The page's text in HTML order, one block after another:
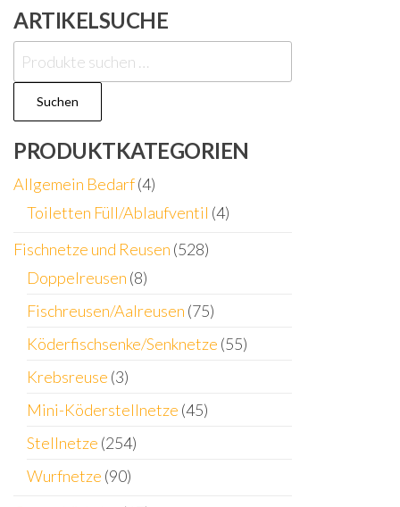
ARTIKELSUCHE
Suchen
nach:
Suchen
PRODUKTKATEGORIEN
Allgemein Bedarf(4)
Toiletten Füll/Ablaufventil (4)
Fischnetze und Reusen (528)
Doppelreusen (8)
Fischreusen/Aalreusen (75)
Köderfischsenke/Senknetze (55)
Krebsreuse (3)
Mini-Köderstellnetze (45)
Stellnetze (254)
Wurfnetze (90)